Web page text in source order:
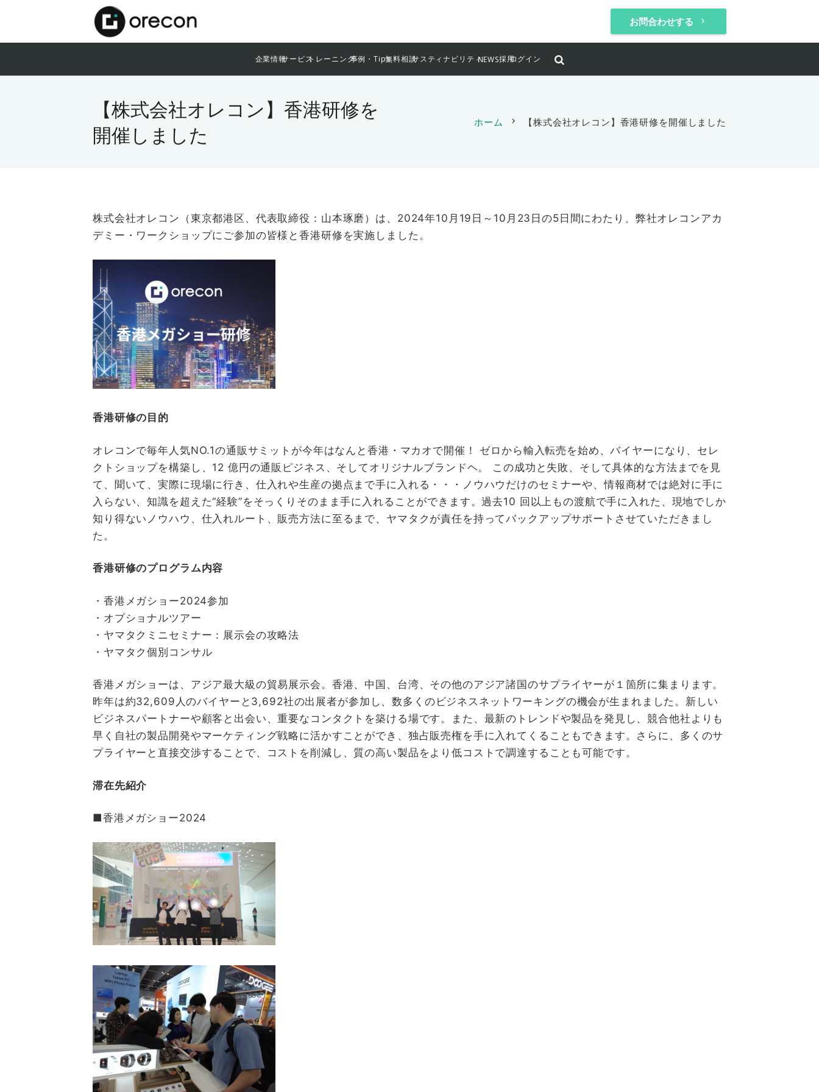
お問合わせする keyboard_arrow_right
企業情報サービストレーニング事例・Tips無料相談サスティナビリティNEWS採用ログイン
【株式会社オレコン】香港研修を
開催しました
ホーム chevron_right 【株式会社オレコン】香港研修を開催しました
株式会社オレコン（東京都港区、代表取締役：山本琢磨）は、2024年10月19日～10月23日の5日間にわたり、弊社オレコンアカ
デミー・ワークショップにご参加の皆様と香港研修を実施しました。
香港研修の目的
オレコンで毎年人気NO.1の通販サミットが今年はなんと香港・マカオで開催！ ゼロから輸入転売を始め、バイヤーになり、セレ
クトショップを構築し、12 億円の通販ピジネス、そしてオリジナルブランドヘ。 この成功と失敗、そして具体的な方法までを見
て、聞いて、実際に現場に行き、仕入れや生産の拠点まで手に入れる・・・ノウハウだけのセミナーや、情報商材では絶対に手に
入らない、知識を超えた“経験”をそっくりそのまま手に入れることができます。過去10 回以上もの渡航で手に入れた、現地でしか
知り得ないノウハウ、仕入れルート、販売方法に至るまで、ヤマタクが責任を持ってバックアップサポートさせていただきまし
た。
香港研修のプログラム内容
・香港メガショー2024参加
・オプショナルツアー
・ヤマタクミニセミナー：展示会の攻略法
・ヤマタク個別コンサル
香港メガショーは、アジア最大級の貿易展示会。香港、中国、台湾、その他のアジア諸国のサプライヤーが１箇所に集まります。
昨年は約32,609人のバイヤーと3,692社の出展者が参加し、数多くのビジネスネットワーキングの機会が生まれました。新しい
ビジネスパートナーや顧客と出会い、重要なコンタクトを築ける場です。また、最新のトレンドや製品を発見し、競合他社よりも
早く自社の製品開発やマーケティング戦略に活かすことができ、独占販売権を手に入れてくることもできます。さらに、多くのサ
プライヤーと直接交渉することで、コストを削減し、質の高い製品をより低コストで調達することも可能です。
滞在先紹介
■香港メガショー2024